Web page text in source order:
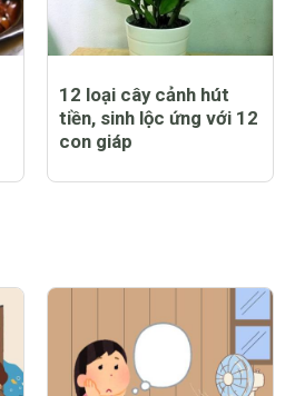
12 loại cây cảnh hút
tiền, sinh lộc ứng với 12
con giáp